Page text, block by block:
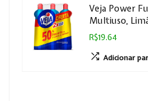
Veja Power
Multiuso,
R$19.64
Adicionar